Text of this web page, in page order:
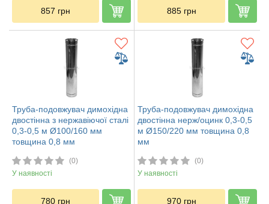
857 грн 885 грн
Труба-подовжувач димохідна
двостінна з нержавіючої сталі
0,3-0,5 м Ø100/160 мм
товщина 0,8 мм
(0)
У наявності
780 грн
Труба-подовжувач димохідна
двостінна нерж/оцинк 0,3-0,5
м Ø150/220 мм товщина 0,8
мм
(0)
У наявності
970 грн